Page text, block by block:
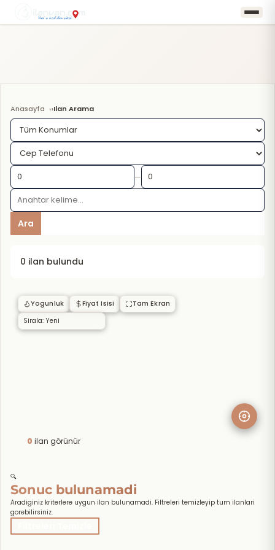
Anasayfa ›Ilan Arama
—
Ara
0 ilan bulundu
0 ilan görünür
Yogunluk Fiyat Isisi Tam Ekran
🔍
Sonuc bulunamadi
Aradiginiz kriterlere uygun ilan bulunamadi. Filtreleri temizleyip tum ilanlari
gorebilirsiniz.